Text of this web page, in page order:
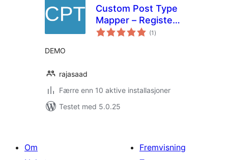
Custom Post Type
Mapper – Register
post ypes,
(1 totale
vurderinger
)
DEMO
rajasaad
Færre enn 10 aktive installasjoner
Testet med 5.0.25
Om
Fremvisning